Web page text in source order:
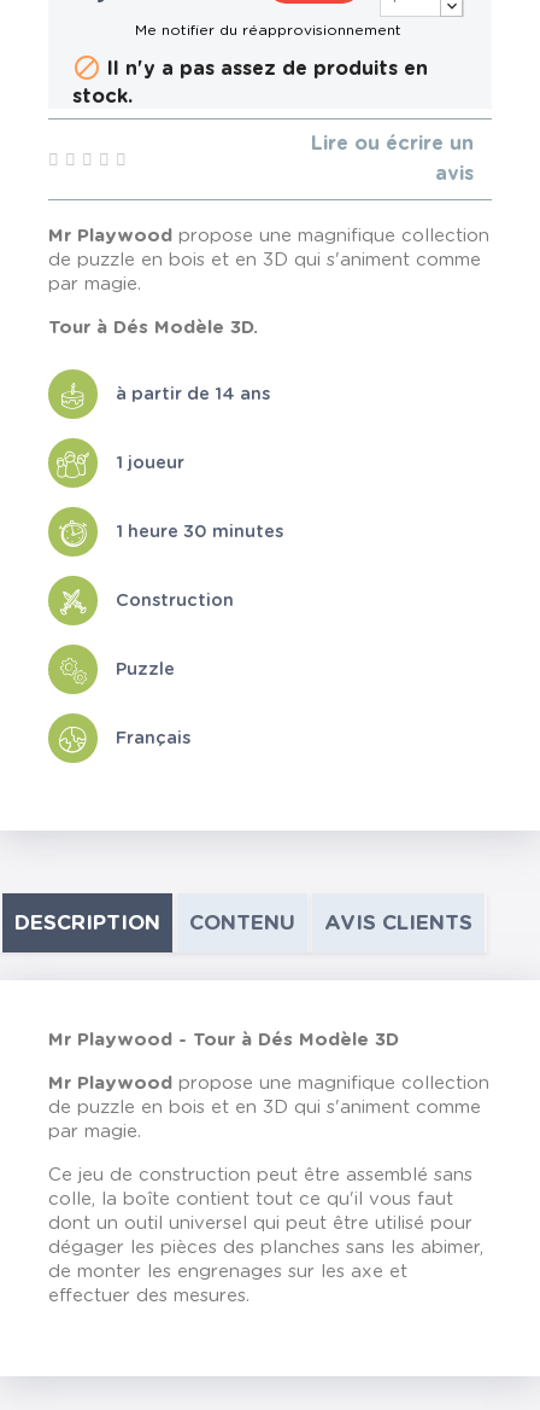
 Il n'y a pas assez de produits en
stock.
Lire ou écrire un
avis
Mr Playwood propose une magnifique collection
de puzzle en bois et en 3D qui s'animent comme
par magie.
Tour à Dés Modèle 3D.
à partir de 14 ans
1 joueur
1 heure 30 minutes
Construction
Puzzle
Français
DESCRIPTION CONTENU AVIS CLIENTS
Mr Playwood - Tour à Dés Modèle 3D
Mr Playwood propose une magnifique collection
de puzzle en bois et en 3D qui s'animent comme
par magie.
Ce jeu de construction peut être assemblé sans
colle, la boîte contient tout ce qu'il vous faut
dont un outil universel qui peut être utilisé pour
dégager les pièces des planches sans les abimer,
de monter les engrenages sur les axe et
effectuer des mesures.